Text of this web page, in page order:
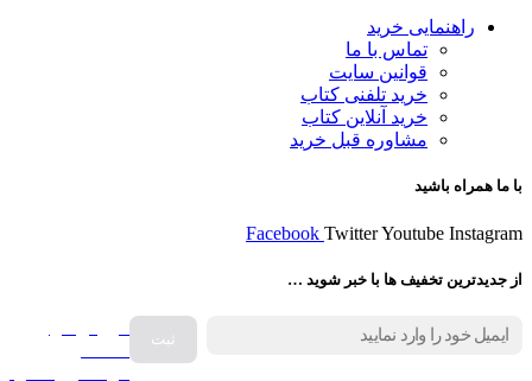
راهنمایی خرید
تماس با ما
قوانین سایت
خرید تلفنی کتاب
خرید آنلاین کتاب
مشاوره قبل خرید
با ما همراه باشید
Facebook TwitterYoutube Instagram
از جدیدترین تخفیف ها با خبر شوید …
فروش انواع